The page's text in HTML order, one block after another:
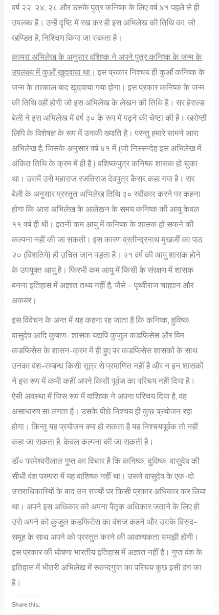
वर्ष २२, २४, २८ और उसके पुत्र कनिष्क के लिए वर्ष ४१ पहले से ही
उपलब्ध है। उन्हें दृष्टि में रख कर ही इस अभिलेख की तिथि का, जो
खण्डित है, निश्चिय किया जा सकता है।
कामरा अभिलेख के अनुसार वशिष्क ने अपने पुत्र कनिष्क के जन्म के
उपलक्ष्य में कुआँ खुदवाया था। इस प्रकार निश्चय ही कुआँ कनिष्क के
जन्म के तत्काल बाद खुदवाया गया होगा। इस प्रकार कनिष्क के जन्म
की तिथि वहीं होगी जो इस अभिलेख के लेखन की तिथि है। सर हेराल्ड
बेली ने इस अभिलेख में वर्ष ३० के रूप में पढ़ने की चेष्टा की है। खरोष्ठी
लिपि के विशेषज्ञ के रूप में उनकी ख्याति है। परन्तु हमारे सामने आरा
अभिलेख है, जिसके अनुसार वर्ष ४१ में (जो निस्सन्देह इस अभिलेख में
अंकित तिथि के क्रम में ही है ) वशिष्कपुत्र कनिष्क शासक हो चुका
था। उसमें उसे महाराज रजतिराज देवपुत्र कैसर कहा गया है। सर
बेली के अनुसार प्रस्तुत अभिलेख तिथि ३० स्वीकार करने पर कहना
होगा कि आरा अभिलेख के आलेखन के समय कनिष्क की आयु केवल
११ वर्ष ही थी। इतनी कम आयु में कनिष्क के शासक हो सकने की
कल्पना नहीं की जा सकती। इस कारण व्रतीन्द्रनाथ मुखर्जी का पाठ
२० (विंशतिये) ही उचित जान पड़ता है। २१ वर्ष की आयु शासक होने
के उपयुक्त आयु है। फिरभी कम आयु में किसी के संरक्षण में शासक
बनना इतिहास में अज्ञात तथ्य नहीं है, जैसे – पृथ्वीराज चाह्मान और
अकबर।
इस विवेचन के अन्त में यह कहना रह जाता है कि कनिष्क, हुविष्क,
वासुदेव आदि कुषाण- शासक यद्यपि कुजुल कडफिसेस और विम
कडफिसेस के शासन-क्रम में ही हुए पर कडफिसेस शासकों के साथ
उनका वंश-सम्बन्ध किसी सूत्र से प्रमाणित नहीं है और न इन शासकों
ने इस रूप में कभी कहीं अपने किसी पूर्वज का परिचय नहीं दिया है।
ऐसी अवस्था में जिस रूप में वाशिष्क ने अपना परिचय दिया है, वह
असाधारण सा लगता है। उसके पीछे निश्चय ही कुछ प्रयोजन रहा
होगा। किन्तु यह प्रयोजन क्या हो सकता है यह निश्चयपूर्वक तो नहीं
कहा जा सकता है, केवल कल्पना की जा सकती है।
डॉ० परमेश्वरीलाल गुप्त का विचार है कि कनिष्क, दुविष्क, वासुदेव की
सीधी वंश परम्परा में यह वाशिष्क नहीं था। उसने वासुदेव के एक-दो
उत्तराधिकारियों के बाद उन राज्यों पर किसी प्रकार अधिकार कर लिया
था। अपने इस अधिकार को अपना पैतृक अधिकार जताने के लिए ही
उसे अपने को कुजुल कडफिसेस का वंशज कहने और उसके विरुद-
समूह के साथ अपने को प्रस्तुत करने की आवश्यकता समझी होगी।
इस प्रकार की घोषणा भारतीय इतिहास में अज्ञात नहीं है। गुप्त वंश के
इतिहास में भीतरी अभिलेख में स्कन्दगुप्त का परिचय कुछ इसी ढंग का
है।
Share this: